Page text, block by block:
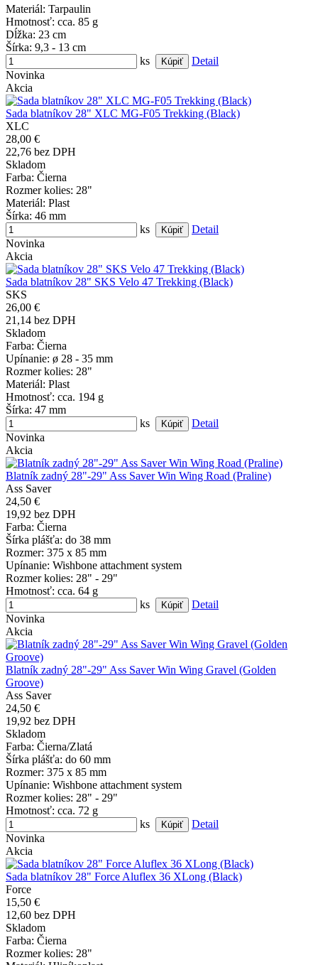
Materiál: Tarpaulin
Hmotnosť: cca. 85 g
Dĺžka: 23 cm
Šírka: 9,3 - 13 cm
ks
Detail
Novinka
Akcia
Sada blatníkov 28" XLC MG-F05 Trekking (Black)
XLC
28,00 €
22,76 bez DPH
Skladom
Farba: Čierna
Rozmer kolies: 28"
Materiál: Plast
Šírka: 46 mm
ks
Detail
Novinka
Akcia
Sada blatníkov 28" SKS Velo 47 Trekking (Black)
SKS
26,00 €
21,14 bez DPH
Skladom
Farba: Čierna
Upínanie: ø 28 - 35 mm
Rozmer kolies: 28"
Materiál: Plast
Hmotnosť: cca. 194 g
Šírka: 47 mm
ks
Detail
Novinka
Akcia
Blatník zadný 28"-29" Ass Saver Win Wing Road (Praline)
Ass Saver
24,50 €
19,92 bez DPH
Farba: Čierna
Šírka plášťa: do 38 mm
Rozmer: 375 x 85 mm
Upínanie: Wishbone attachment system
Rozmer kolies: 28" - 29"
Hmotnosť: cca. 64 g
ks
Detail
Novinka
Akcia
Blatník zadný 28"-29" Ass Saver Win Wing Gravel (Golden
Groove)
Ass Saver
24,50 €
19,92 bez DPH
Skladom
Farba: Čierna/Zlatá
Šírka plášťa: do 60 mm
Rozmer: 375 x 85 mm
Upínanie: Wishbone attachment system
Rozmer kolies: 28" - 29"
Hmotnosť: cca. 72 g
ks
Detail
Novinka
Akcia
Sada blatníkov 28" Force Aluflex 36 XLong (Black)
Force
15,50 €
12,60 bez DPH
Skladom
Farba: Čierna
Rozmer kolies: 28"